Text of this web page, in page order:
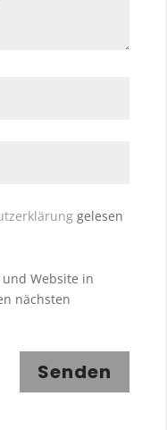
gelesen
und Website in
nächsten
Senden